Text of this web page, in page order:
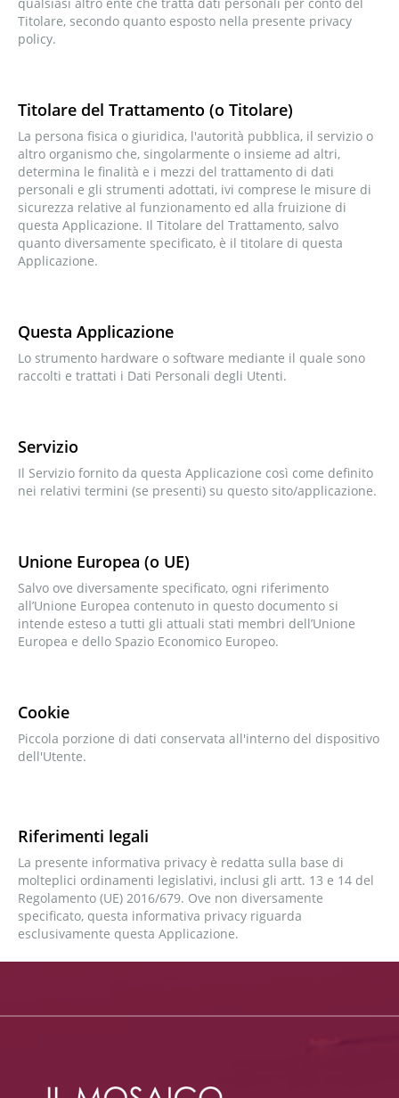
Titolare, secondo quanto esposto nella presente privacy
policy.
Titolare del Trattamento (o Titolare)
La persona fisica o giuridica, l'autorità pubblica, il servizio o
altro organismo che, singolarmente o insieme ad altri,
determina le finalità e i mezzi del trattamento di dati
personali e gli strumenti adottati, ivi comprese le misure di
sicurezza relative al funzionamento ed alla fruizione di
questa Applicazione. Il Titolare del Trattamento, salvo
quanto diversamente specificato, è il titolare di questa
Applicazione.
Questa Applicazione
Lo strumento hardware o software mediante il quale sono
raccolti e trattati i Dati Personali degli Utenti.
Servizio
Il Servizio fornito da questa Applicazione così come definito
nei relativi termini (se presenti) su questo sito/applicazione.
Unione Europea (o UE)
Salvo ove diversamente specificato, ogni riferimento
all’Unione Europea contenuto in questo documento si
intende esteso a tutti gli attuali stati membri dell’Unione
Europea e dello Spazio Economico Europeo.
Cookie
Piccola porzione di dati conservata all'interno del dispositivo
dell'Utente.
Riferimenti legali
La presente informativa privacy è redatta sulla base di
molteplici ordinamenti legislativi, inclusi gli artt. 13 e 14 del
Regolamento (UE) 2016/679. Ove non diversamente
specificato, questa informativa privacy riguarda
esclusivamente questa Applicazione.